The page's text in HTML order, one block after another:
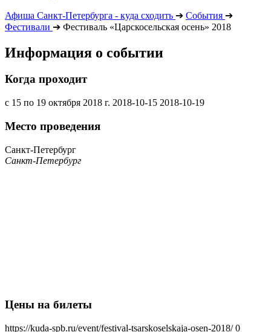
Афиша Санкт-Петербурга - куда сходить ➔ События ➔
Фестивали ➔ Фестиваль «Царскосельская осень» 2018
Информация о событии
Когда проходит
с 15 по 19 октября 2018 г. 2018-10-15 2018-10-19
Место проведения
Санкт-Петербург
Санкт-Петербург
Цены на билеты
https://kuda-spb.ru/event/festival-tsarskoselskaja-osen-2018/ 0